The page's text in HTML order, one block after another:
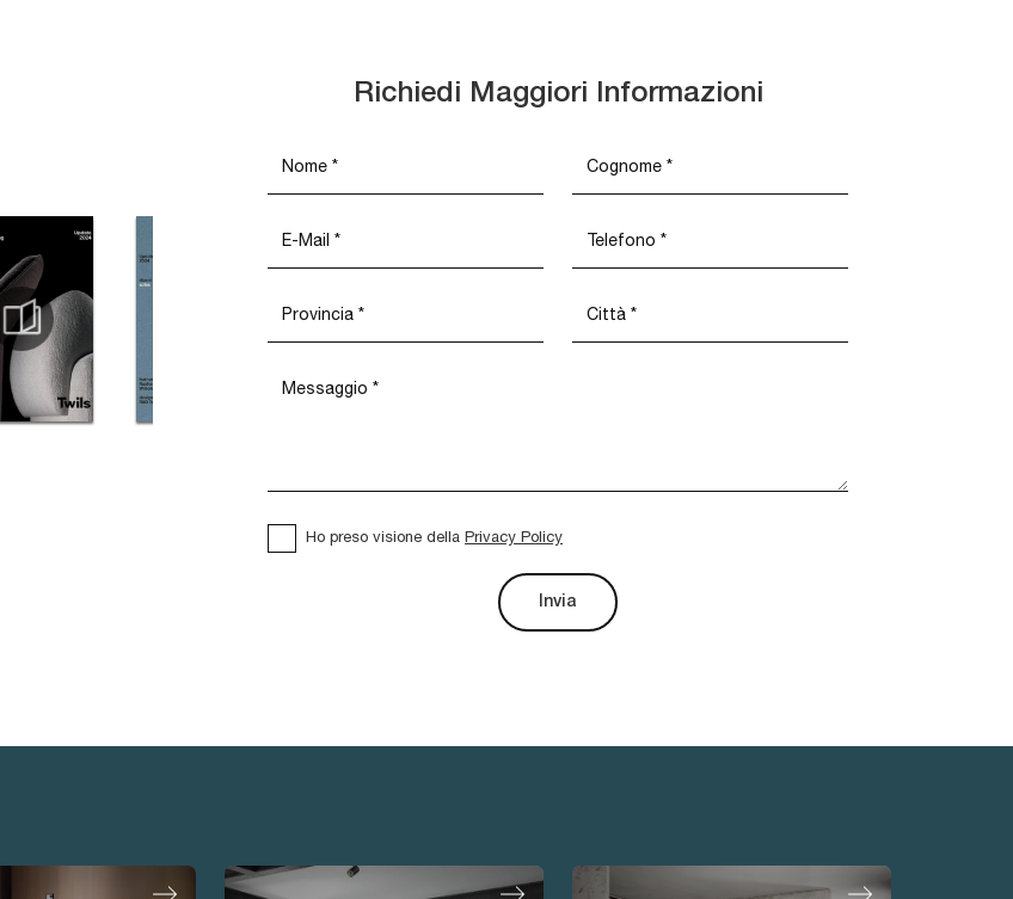
Richiedi Maggiori Informazioni
Ho preso visione della Privacy Policy
Invia